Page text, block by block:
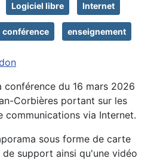
Logiciel libre Internet
conférence enseignement
conférence du 16 mars 2026
Corbières portant sur les
communications via Internet.
sous forme de carte
support ainsi qu'une vidéo